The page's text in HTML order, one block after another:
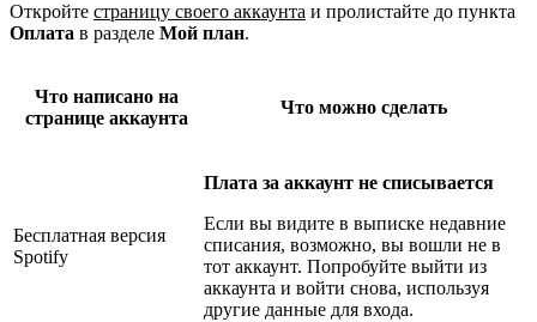
Откройте страницу своего аккаунта и пролистайте до пункта
Оплата в разделе Мой план.
Что написано на
странице аккаунта
Что можно сделать
Бесплатная версия
Spotify
Плата за аккаунт не списывается
Если вы видите в выписке недавние
списания, возможно, вы вошли не в
тот аккаунт. Попробуйте выйти из
аккаунта и войти снова, используя
другие данные для входа.